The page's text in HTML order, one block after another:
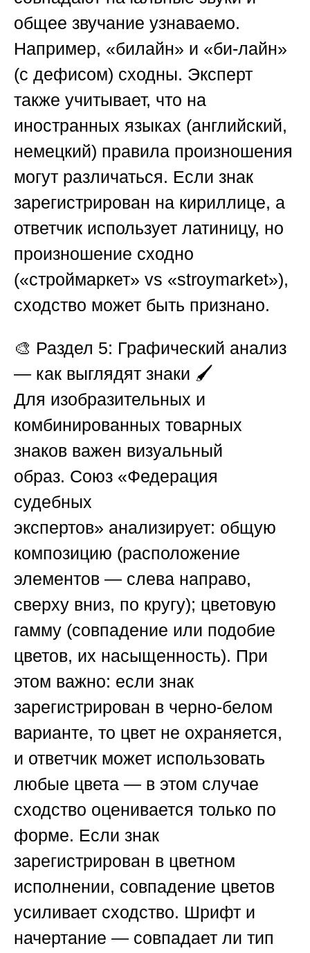
общее звучание узнаваемо.
Например, «билайн» и «би-лайн»
(с дефисом) сходны. Эксперт
также учитывает, что на
иностранных языках (английский,
немецкий) правила произношения
могут различаться. Если знак
зарегистрирован на кириллице, а
ответчик использует латиницу, но
произношение сходно
(«строймаркет» vs «stroymarket»),
сходство может быть признано.
🎨 Раздел 5: Графический анализ
— как выглядят знаки 🖌️
Для изобразительных и
комбинированных товарных
знаков важен визуальный
образ. Союз «Федерация
судебных
экспертов» анализирует: общую
композицию (расположение
элементов — слева направо,
сверху вниз, по кругу); цветовую
гамму (совпадение или подобие
цветов, их насыщенность). При
этом важно: если знак
зарегистрирован в черно-белом
варианте, то цвет не охраняется,
и ответчик может использовать
любые цвета — в этом случае
сходство оценивается только по
форме. Если знак
зарегистрирован в цветном
исполнении, совпадение цветов
усиливает сходство. Шрифт и
начертание — совпадает ли тип